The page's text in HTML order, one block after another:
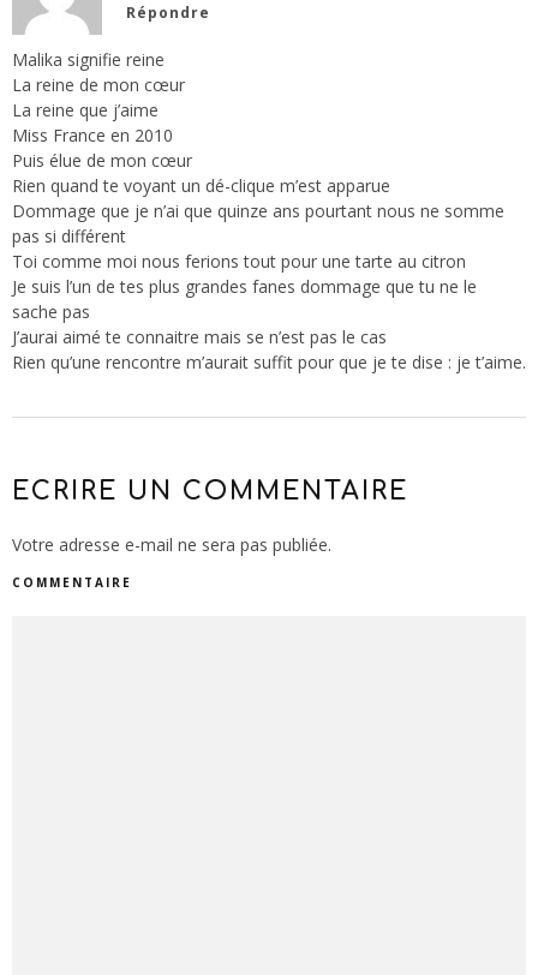
Répondre
Malika signifie reine
La reine de mon cœur
La reine que j’aime
Miss France en 2010
Puis élue de mon cœur
Rien quand te voyant un dé-clique m’est apparue
Dommage que je n’ai que quinze ans pourtant nous ne somme
pas si différent
Toi comme moi nous ferions tout pour une tarte au citron
Je suis l’un de tes plus grandes fanes dommage que tu ne le
sache pas
J’aurai aimé te connaitre mais se n’est pas le cas
Rien qu’une rencontre m’aurait suffit pour que je te dise : je t’aime.
ECRIRE UN COMMENTAIRE
Votre adresse e-mail ne sera pas publiée.
COMMENTAIRE